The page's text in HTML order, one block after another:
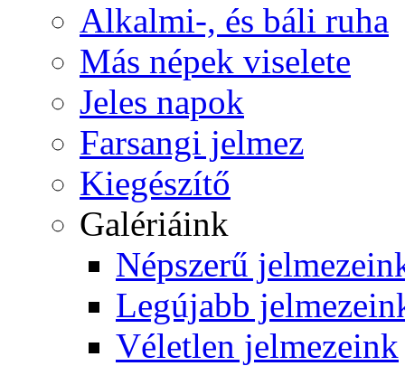
Alkalmi-, és báli ruha
Más népek viselete
Jeles napok
Farsangi jelmez
Kiegészítő
Galériáink
Népszerű
Legújabb
Véletlen jelmezeink